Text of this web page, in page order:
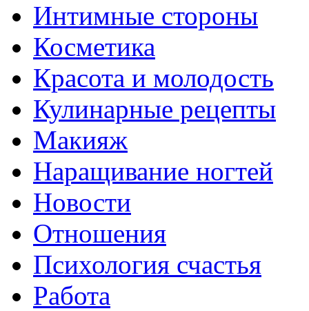
Интимные стороны
Косметика
Красота и молодость
Кулинарные рецепты
Макияж
Наращивание ногтей
Новости
Отношения
Психология счастья
Работа